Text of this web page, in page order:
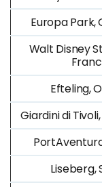
Europa Park,
Walt Disney
Efteling,
Giardini di
Liseberg,